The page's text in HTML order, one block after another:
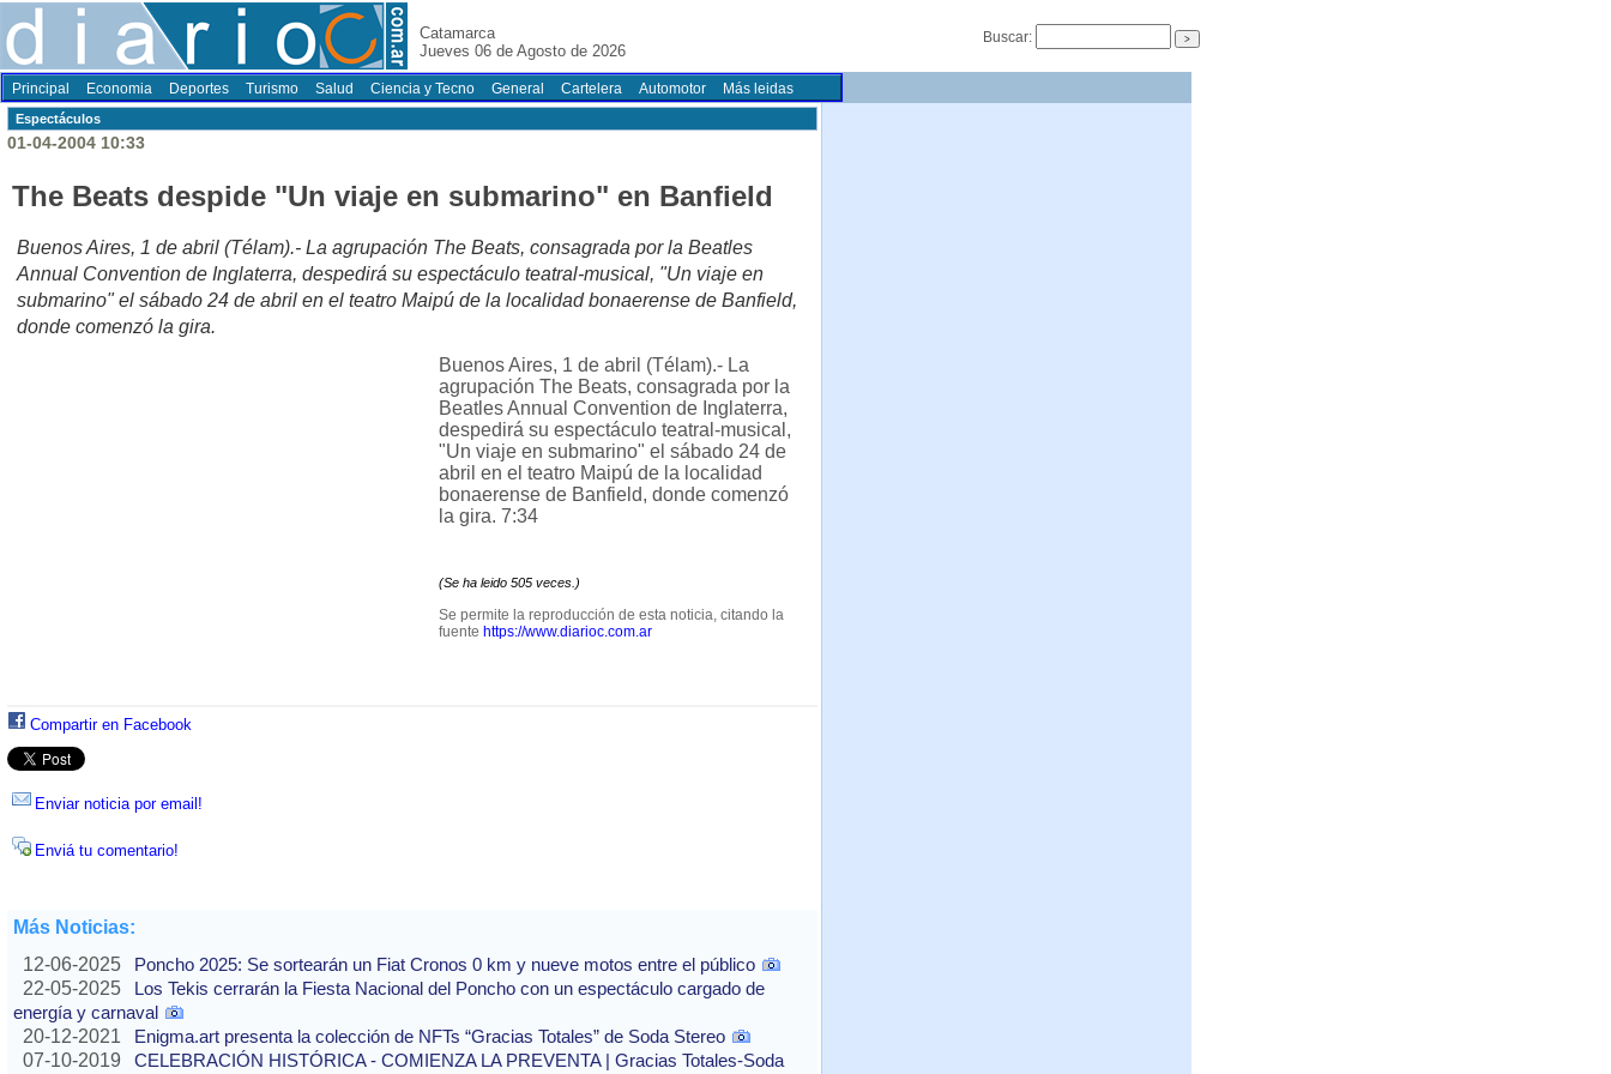
Catamarca
Jueves 06 de Agosto de 2026
Buscar:
Principal Economia Deportes Turismo Salud Ciencia y Tecno General Cartelera Automotor Más leidas
Espectáculos
01-04-2004 10:33
The Beats despide "Un viaje en submarino" en Banfield
Buenos Aires, 1 de abril (Télam).- La agrupación The Beats, consagrada por la Beatles
Annual Convention de Inglaterra, despedirá su espectáculo teatral-musical, "Un viaje en
submarino" el sábado 24 de abril en el teatro Maipú de la localidad bonaerense de Banfield,
donde comenzó la gira.
Buenos Aires, 1 de abril (Télam).- La
agrupación The Beats, consagrada por la
Beatles Annual Convention de Inglaterra,
despedirá su espectáculo teatral-musical,
"Un viaje en submarino" el sábado 24 de
abril en el teatro Maipú de la localidad
bonaerense de Banfield, donde comenzó
la gira. 7:34
(Se ha leido 505 veces.)
Se permite la reproducción de esta noticia, citando la
fuente https://www.diarioc.com.ar
Compartir en Facebook
Enviar noticia por email!
Enviá tu comentario!
Más Noticias:
12-06-2025
Poncho 2025: Se sortearán un Fiat Cronos 0 km y nueve motos entre el público
22-05-2025
Los Tekis cerrarán la Fiesta Nacional del Poncho con un espectáculo cargado de
energía y carnaval
20-12-2021
Enigma.art presenta la colección de NFTs “Gracias Totales” de Soda Stereo
07-10-2019
CELEBRACIÓN HISTÓRICA - COMIENZA LA PREVENTA | Gracias Totales-Soda